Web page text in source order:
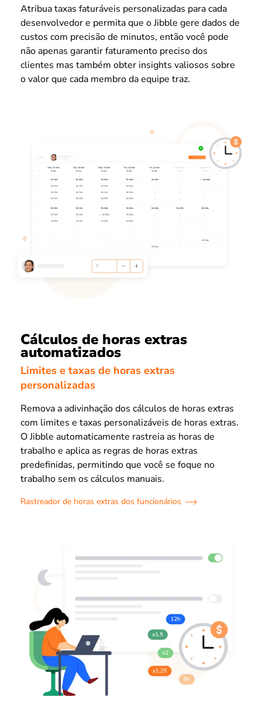
Atribua taxas faturáveis personalizadas para cada
desenvolvedor e permita que o Jibble gere dados de
custos com precisão de minutos, então você pode
não apenas garantir faturamento preciso dos
clientes mas também obter insights valiosos sobre
o valor que cada membro da equipe traz.
Cálculos de horas extras
automatizados
Limites e taxas de horas extras
personalizadas
Remova a adivinhação dos cálculos de horas extras
com limites e taxas personalizáveis de horas extras.
O Jibble automaticamente rastreia as horas de
trabalho e aplica as regras de horas extras
predefinidas, permitindo que você se foque no
trabalho sem os cálculos manuais.
Rastreador de horas extras dos funcionários